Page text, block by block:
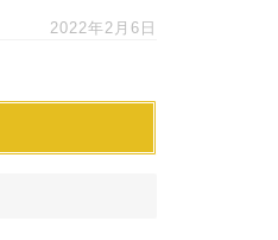
2022年2月6日